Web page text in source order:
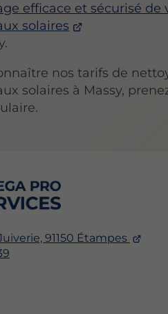
efficace et sécurisé de
solaires
nos tarifs de
solaires à Massy,
91150 Étampes